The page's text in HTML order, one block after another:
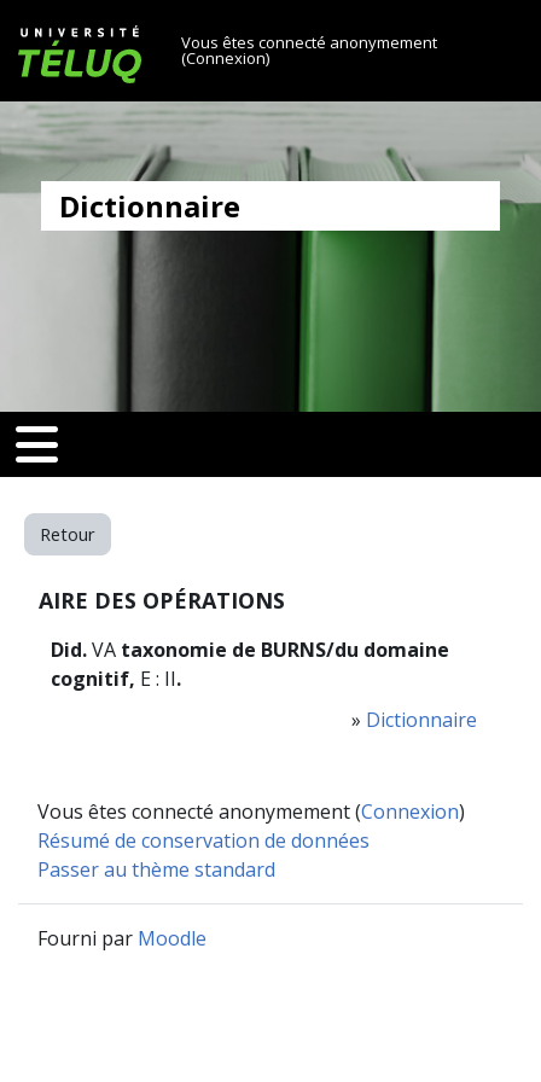
Université TÉLUQ
Vous êtes connecté anonymement
(Connexion)
Dictionnaire
[[nav-toggle]]
toggle]]
Retour
AIRE DES OPÉRATIONS
Did.VA taxonomie de BURNS/du domaine
cognitif, E : II.
» Dictionnaire
Vous êtes connecté anonymement (Connexion)
Résumé de conservation de données
Passer au thème standard
Fourni par Moodle